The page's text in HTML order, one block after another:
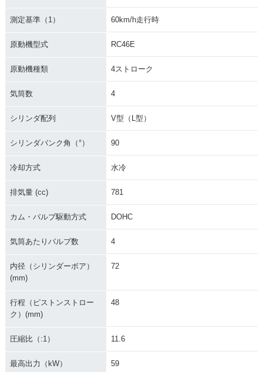
測定基準（1） 60km/h走行時
原動機型式 RC46E
原動機種類 4ストローク
気筒数 4
シリンダ配列 V型（L型）
シリンダバンク角（°） 90
冷却方式 水冷
排気量 (cc) 781
カム・バルブ駆動方式 DOHC
気筒あたりバルブ数 4
内径（シリンダーボア）
(mm)
72
行程（ピストンストロー
ク）(mm)
48
圧縮比（:1） 11.6
最高出力（kW） 59